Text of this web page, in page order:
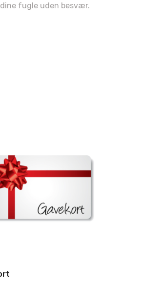
fugle uden besvær.